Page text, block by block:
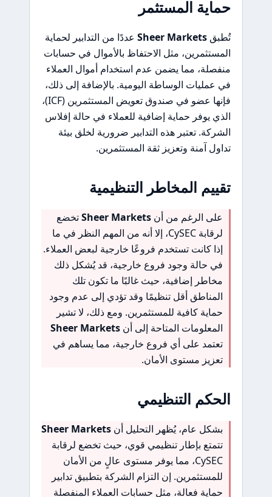
حماية المستثمر
تُطبقSheer Markets عددًا من التدابير لحماية
المستثمرين، مثل الاحتفاظ بالأموال في حسابات
منفصلة، مما يضمن عدم استخدام أموال العملاء
في عمليات الوساطة اليومية. بالإضافة إلى ذلك،
فإنها عضو في صندوق تعويض المستثمرين (ICF)،
الذي يوفر حماية إضافية للعملاء في حالة إفلاس
الشركة. تعتبر هذه التدابير ضرورية لخلق بيئة
تداول آمنة وتعزيز ثقة المستثمرين.
تقييم المخاطر التنظيمية
على الرغم من أن Sheer Marketsتخضع
لرقابة CySEC، إلا أنه من المهم النظر في ما
إذا كانت تستخدم فروعًا خارجية لبعض العملاء.
في حالة وجود فروع خارجية، قد يُشكل ذلك
مخاطر إضافية، حيث غالبًا ما تكون تلك
المناطق أقل تنظيمًا وقد تؤدي إلى عدم وجود
حماية كافية للمستثمرين. ومع ذلك، لا تشير
المعلومات المتاحة إلى أن Sheer Markets
تعتمد على أي فروع خارجية، مما يساهم في
تعزيز مستوى الأمان.
الحكم التنظيمي
بشكل عام، يُظهر التحليل أن Sheer Markets
تتمتع بإطار تنظيمي قوي، حيث تخضع لرقابة
CySEC، مما يوفر مستوى عالٍ من الأمان
للمستثمرين. إن التزام الشركة بتطبيق تدابير
حماية فعالة، مثل حسابات العملاء المنفصلة